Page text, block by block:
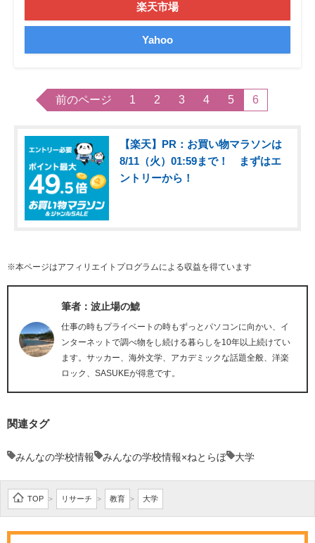
楽天市場
Yahoo
前のページ 1 2 3 4 5 6
【楽天】PR：お買い物マラソンは
8/11（火）01:59まで！ まずはエ
ントリーから！
※本ページはアフィリエイトプログラムによる収益を得ています
筆者：波止場の鯱
仕事の時もプライベートの時もずっとパソコンに向かい、イ
ンターネットで調べ物をし続ける暮らしを10年以上続けてい
ます。サッカー、海外文学、アカデミックな話題全般、洋楽
ロック、SASUKEが得意です。
関連タグ
みんなの学校情報 みんなの学校情報×ねとらぼ 大学
TOP > リサーチ > 教育 > 大学